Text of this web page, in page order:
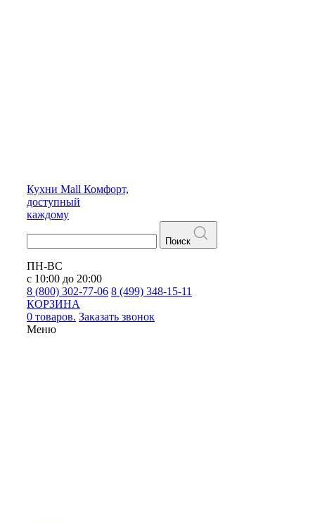
Кухни Mall Комфорт,
доступный
каждому
Поиск
ПН-ВС
с 10:00 до 20:00
8 (800) 302-77-06 8 (499) 348-15-11
КОРЗИНА
0 товаров. Заказать звонок
Меню